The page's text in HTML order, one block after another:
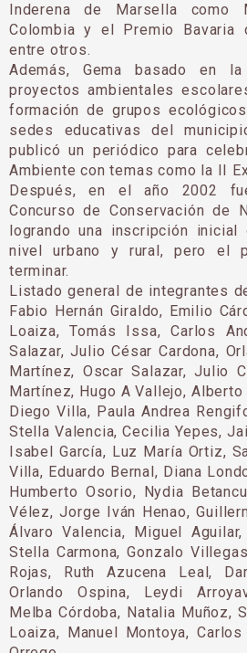
Inderena de Marsella como
Colombia y el Premio Bavaria
entre otros.
Además, Gema basado en
proyectos ambientales
formación de grupos
sedes educativas del
publicó un periódico para
Ambiente con temas como la II
Después, en el año 2002
Concurso de Conservación de
logrando una inscripción
nivel urbano y rural, pero el
terminar.
Listado general de integrantes
Fabio Hernán Giraldo, Emilio
Loaiza, Tomás Issa, Carlos
Salazar, Julio César Cardona,
Martínez, Oscar Salazar, Julio
Martínez, Hugo A Vallejo,
Diego Villa, Paula Andrea
Stella Valencia, Cecilia Yepes,
Isabel García, Luz María Ortiz,
Villa, Eduardo Bernal, Diana
Humberto Osorio, Nydia
Vélez, Jorge Iván Henao,
Álvaro Valencia, Miguel
Stella Carmona, Gonzalo
Rojas, Ruth Azucena Leal,
Orlando Ospina, Leydi
Melba Córdoba, Natalia Muñoz,
Loaiza, Manuel Montoya,